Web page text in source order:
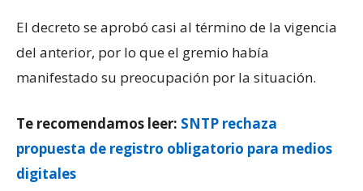
El decreto se aprobó casi al término de la vigencia
del anterior, por lo que el gremio había
manifestado su preocupación por la situación.
Te recomendamos leer: SNTP rechaza
propuesta de registro obligatorio para medios
digitales